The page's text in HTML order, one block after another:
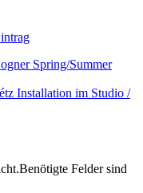
Spring/Summer
Installation im Studio /
Felder sind